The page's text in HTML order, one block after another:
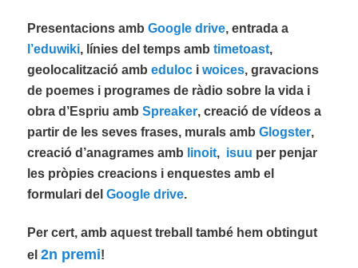
Presentacions ambGoogle drive, entrada a
l’eduwiki, línies del temps ambtimetoast,
geolocalització ambeduloc iwoices, gravacions
de poemes i programes de ràdio sobre la vida i
obra d’Espriu ambSpreaker, creació de vídeos a
partir de les seves frases, murals ambGlogster,
creació d’anagrames amb linoit, isuu per penjar
les pròpies creacions i enquestes amb el
formulari delGoogle drive.
Per cert, amb aquest treball també hem obtingut
el2n premi!